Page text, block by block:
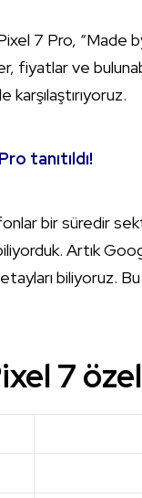
7 Pro, “Made
fiyatlar ve
tanıtıldı!
bir süredir
Artık
biliyoruz.
7